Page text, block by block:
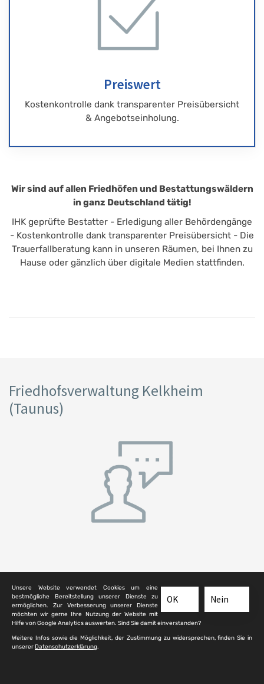
Preiswert
Kostenkontrolle dank transparenter Preisübersicht
& Angebotseinholung.
Wir sind auf allen Friedhöfen und Bestattungswäldern
in ganz Deutschland tätig!
IHK geprüfte Bestatter - Erledigung aller Behördengänge
- Kostenkontrolle dank transparenter Preisübersicht - Die
Trauerfallberatung kann in unseren Räumen, bei Ihnen zu
Hause oder gänzlich über digitale Medien stattfinden.
Friedhofsverwaltung Kelkheim
(Taunus)
65779 Kelkheim (Taunus)
Ansprechpartner: Mitarbeitende Friedhofswesen
E-Mail:an das Friedhofsamt schreiben
Nein
OK
Unsere Website verwendet Cookies um eine
bestmögliche Bereitstellung unserer Dienste zu
ermöglichen. Zur Verbesserung unserer Dienste
möchten wir gerne Ihre Nutzung der Website mit
Hilfe von Google Analytics auswerten. Sind Sie damit einverstanden?
Weitere Infos sowie die Möglichkeit, der Zustimmung zu widersprechen, finden Sie in
unsererDatenschutzerklärung.